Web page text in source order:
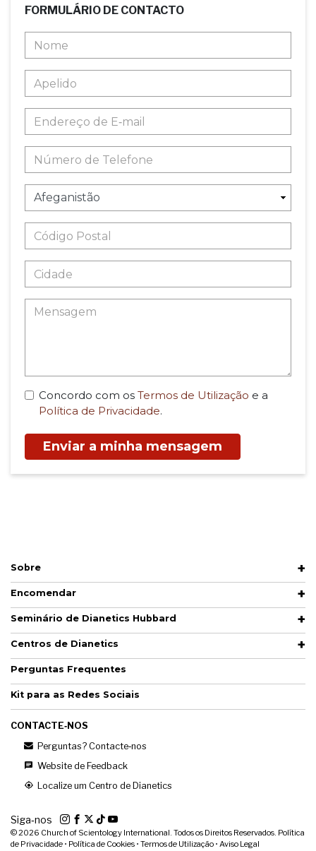
FORMULÁRIO DE CONTACTO
Concordo com os Termos de Utilização e a
Política de Privacidade.
Enviar a minha mensagem
Sobre
Encomendar
Seminário de Dianetics Hubbard
Centros de Dianetics
Perguntas Frequentes
Kit para as Redes Sociais
CONTACTE‑NOS
Perguntas? Contacte‑nos
Website de Feedback
Localize um Centro de Dianetics
Siga‑nos
© 2026 Church of Scientology International. Todos os Direitos Reservados. Política
de Privacidade • Política de Cookies • Termos de Utilização • Aviso Legal